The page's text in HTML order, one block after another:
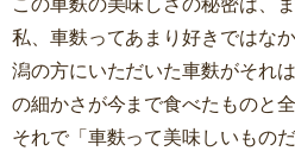
私、車麩ってあまり好きではな
潟の方にいただいた車麩がそれ
の細かさが今まで食べたものと全
それで「車麩って美味しいもの